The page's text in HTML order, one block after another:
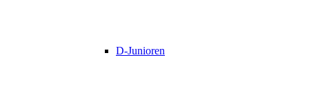
D-Junioren